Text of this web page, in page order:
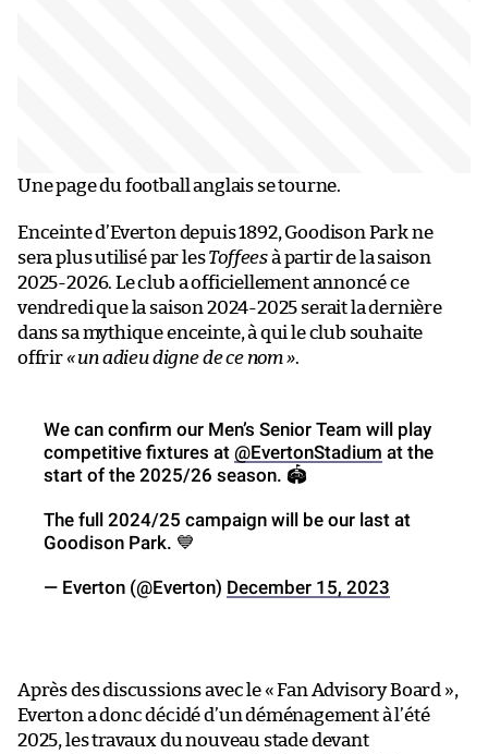
Une page du football anglais se tourne.
Enceinte d’Everton depuis 1892, Goodison Park ne
sera plus utilisé par lesToffeesà partir de la saison
2025-2026. Le club a officiellement annoncé ce
vendredi que la saison 2024-2025 serait la dernière
dans sa mythique enceinte, à qui le club souhaite
offrir« un adieu digne de ce nom ».
We can confirm our Men’s Senior Team will play
competitive fixtures at @EvertonStadium at the
start of the 2025/26 season. 🏟
The full 2024/25 campaign will be our last at
Goodison Park. 💙
— Everton (@Everton) December 15, 2023
Après des discussions avec le « Fan Advisory Board »,
Everton a donc décidé d’un déménagement à l’été
2025, les travaux du nouveau stade devant